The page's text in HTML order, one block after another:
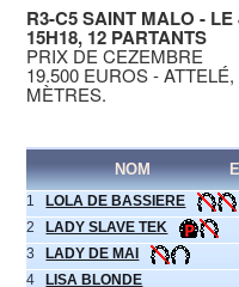
R3-C5 SAINT MALO -
15H18, 12 PARTANTS
PRIX DE CEZEMBRE
19.500 EUROS -
MÈTRES.
NOM
1 LOLA DE BASSIERE
2
LADY SLAVE TEK
3
LADY DE MAI
4
LISA BLONDE